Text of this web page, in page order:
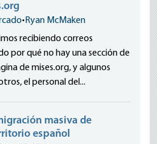
• Ryan McMaken
recibiendo correos
por qué no hay una sección de
de mises.org, y algunos
el personal del...
masiva de
español